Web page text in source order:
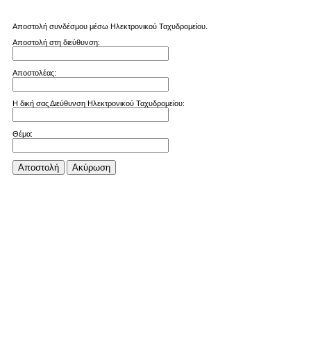
Αποστολή συνδέσμου μέσω Ηλεκτρονικού Ταχυδρομείου.
Αποστολή στη διεύθυνση:
Αποστολέας:
Η δική σας Διεύθυνση Ηλεκτρονικού Ταχυδρομείου:
Θέμα:
Αποστολή Aκύρωση